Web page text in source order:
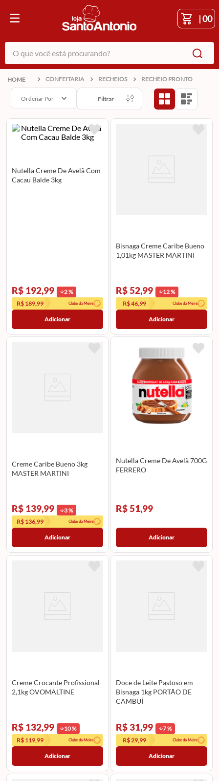
|00
O que você está procurando?
CONFEITARIA RECHEIOS RECHEIO PRONTO
Ordenar Por Filtrar
Nutella Creme De Avelã Com
Cacau Balde 3kg
R$ 192,99 2%
R$ 189,99
Clube da Meire
Adicionar
Bisnaga Creme Caribe Bueno
1,01kg MASTER MARTINI
R$ 52,99 12%
R$ 46,99
Clube da Meire
Adicionar
Creme Caribe Bueno 3kg
MASTER MARTINI
R$ 139,99 3%
R$ 136,99
Clube da Meire
Adicionar
Nutella Creme De Avelã 700G
FERRERO
R$ 51,99
Adicionar
Creme Crocante Profissional
2,1kg OVOMALTINE
R$ 132,99 10%
R$ 119,99
Clube da Meire
Adicionar
Doce de Leite Pastoso em
Bisnaga 1kg PORTÃO DE
CAMBUÍ
R$ 31,99 7%
R$ 29,99
Clube da Meire
Adicionar